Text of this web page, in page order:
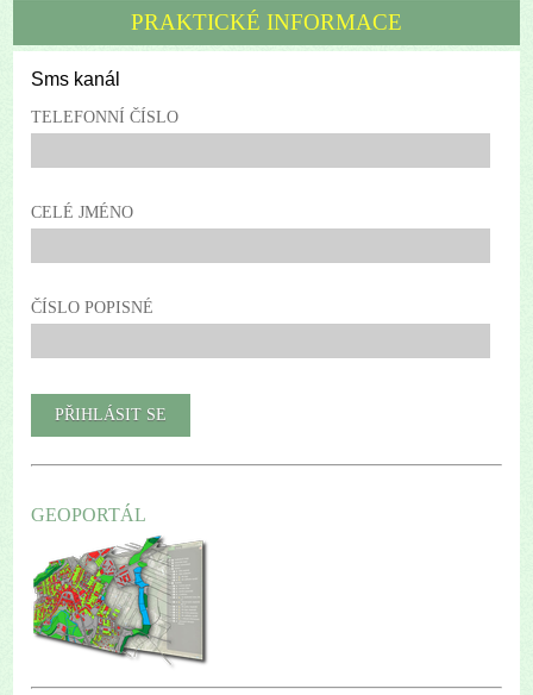
PRAKTICKÉ INFORMACE
Sms kanál
TELEFONNÍ ČÍSLO
CELÉ JMÉNO
ČÍSLO POPISNÉ
GEOPORTÁL